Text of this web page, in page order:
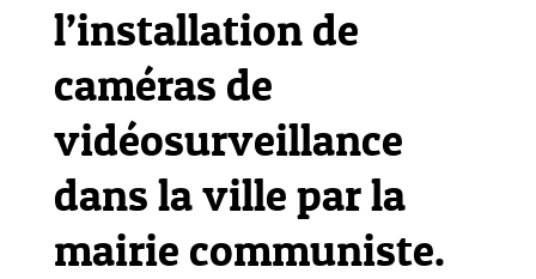
l’installation de
caméras de
vidéosurveillance
dans la ville par la
mairie communiste.